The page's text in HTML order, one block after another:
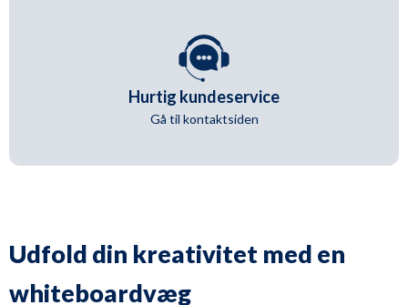
Hurtig kundeservice
Gå til kontaktsiden
Udfold din kreativitet med en
whiteboardvæg